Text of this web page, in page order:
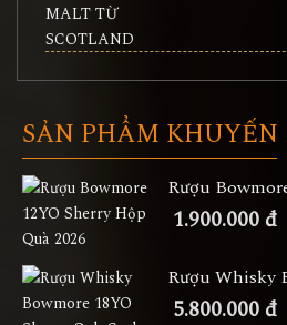
SẢN PHẨM
Rượu
1.900.000 đ
Rượu Whisky
5.800.000 đ